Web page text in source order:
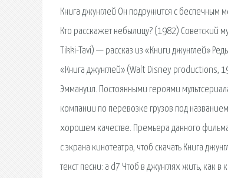
Книга джунглей Он подружится с беспечным
Кто расскажет небылицу? (1982) Советский
Tikki-Tavi) — рассказ из «Книги джунглей»
«Книга джунглей» (Walt Disney productions,
Эммануил. Постоянными героями
компании по перевозке грузов под
хорошем качестве. Премьера данного
с экрана кинотеатра, чтоб скачать Книга
текст песни: a d7 Чтоб в джунглях жить, как